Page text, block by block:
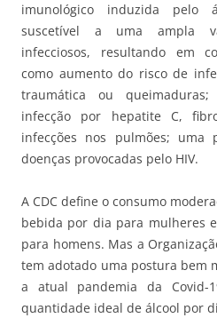
imunológico induzida pelo
suscetível a uma ampla
infecciosos, resultando em
como aumento do risco de
traumática ou
infecção por hepatite C,
infecções nos pulmões; uma
doenças provocadas pelo HIV.
A CDC define o consumo
bebida por dia para mulheres
para homens. Mas a
tem adotado uma postura bem
a atual pandemia da Covid-
quantidade ideal de álcool por